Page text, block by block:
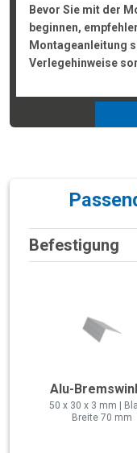
Bevor Sie mit der
beginnen,
Montageanleitung
Verlegehinweise
Befestigung
Alu-
50 x 30 x 3 mm |
Breite 70 mm